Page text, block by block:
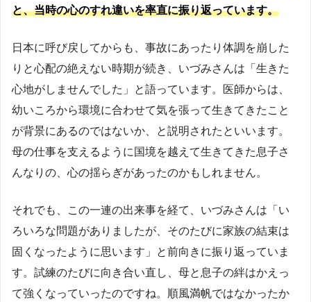
と、当時の心のすれ違いを率直に振り返っています。
日本に呼び戻してからも、事故にあったり体調を崩した
りと心配の絶えない時期が続き、いづみさんは「生きた
心地がしませんでした」と語っています。医師からは、
幼いころから環境に合わせて気を張って生きてきたこと
が背景にあるのではないか、と説明されたといいます。
母の仕事を支えるように国境を越えて生きてきた息子さ
んなりの、心の揺らぎがあったのかもしれません。
それでも、この一連の出来事を経て、いづみさんは「い
ろいろな問題がありましたが、そのたびに家族の結束は
固くなったように思います」と前向きに振り返っていま
す。試練のたびに向き合い直し、母と息子の絆はかえっ
て強くなっていったのですね。順風満帆ではなかったか